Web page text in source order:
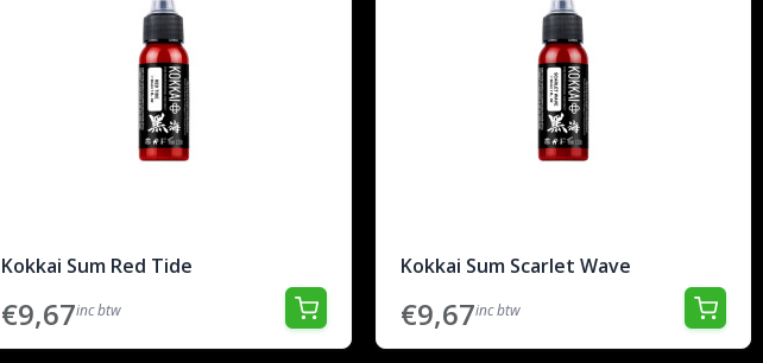
Kokkai Sum Red Tide
€9,67inc btw
Kokkai Sum Scarlet Wave
€9,67inc btw